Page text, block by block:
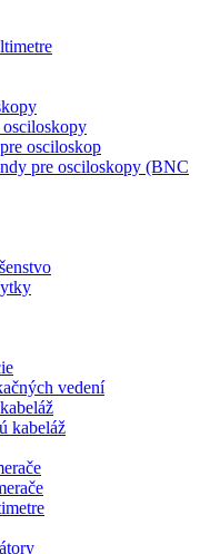
osciloskop
pre osciloskopy (BNC
vedení
kabeláž